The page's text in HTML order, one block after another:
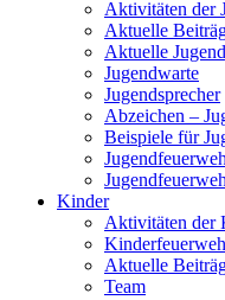
Aktivitäten der
Aktuelle
Aktuelle
Jugendwarte
Jugendsprecher
Abzeichen –
Beispiele für
Kinder
Aktivitäten der
Aktuelle
Team